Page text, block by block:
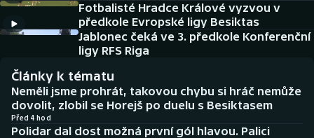
Americký fotbal
Baseball a softbal
Basketbal
Biatlon
NEPŘEHLÉDNĚTE
Historické návraty
Aplikace ČT sport
Fotbalisté Hradce Králové vyzvou v
předkole Evropské ligy Besiktas
Jablonec čeká ve 3. předkole Konferenční
ligy RFS Riga
Články k tématu
Neměli jsme prohrát, takovou chybu si hráč nemůže
dovolit, zlobil se Horejš po duelu s Besiktasem
Před 4 hod
Polidar dal dost možná první gól hlavou. Palici